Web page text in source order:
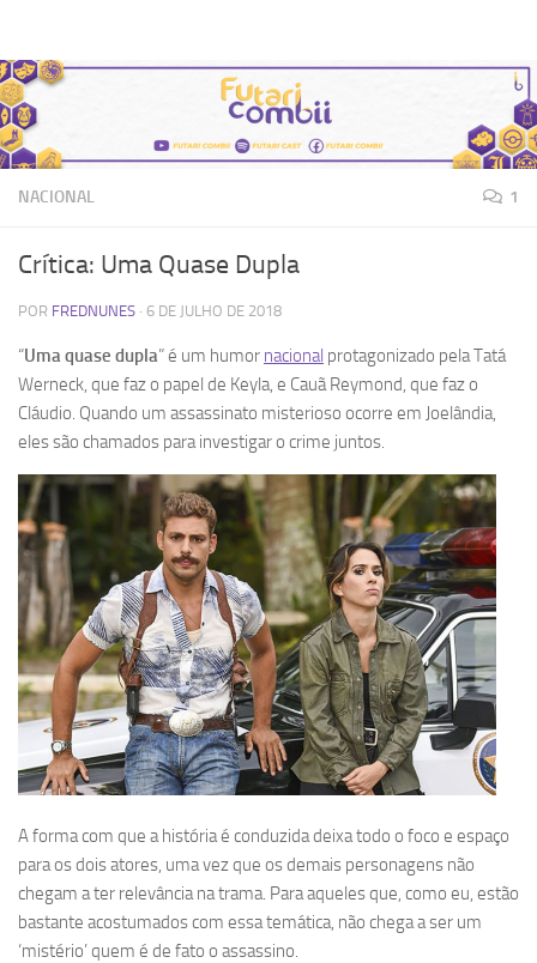
NACIONAL 1
Crítica: Uma Quase Dupla
POR FREDNUNES · 6 DE JULHO DE 2018
“Uma quase dupla” é um humor nacional protagonizado pela Tatá
Werneck, que faz o papel de Keyla, e Cauã Reymond, que faz o
Cláudio. Quando um assassinato misterioso ocorre em Joelândia,
eles são chamados para investigar o crime juntos.
A forma com que a história é conduzida deixa todo o foco e espaço
para os dois atores, uma vez que os demais personagens não
chegam a ter relevância na trama. Para aqueles que, como eu, estão
bastante acostumados com essa temática, não chega a ser um
‘mistério’ quem é de fato o assassino.